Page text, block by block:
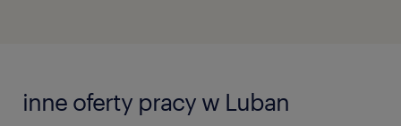
inne oferty pracy w Luban